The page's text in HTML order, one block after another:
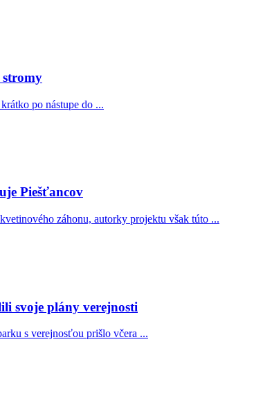
stromy
po nástupe do ...
Piešťancov
záhonu, autorky projektu však túto ...
svoje plány verejnosti
s verejnosťou prišlo včera ...